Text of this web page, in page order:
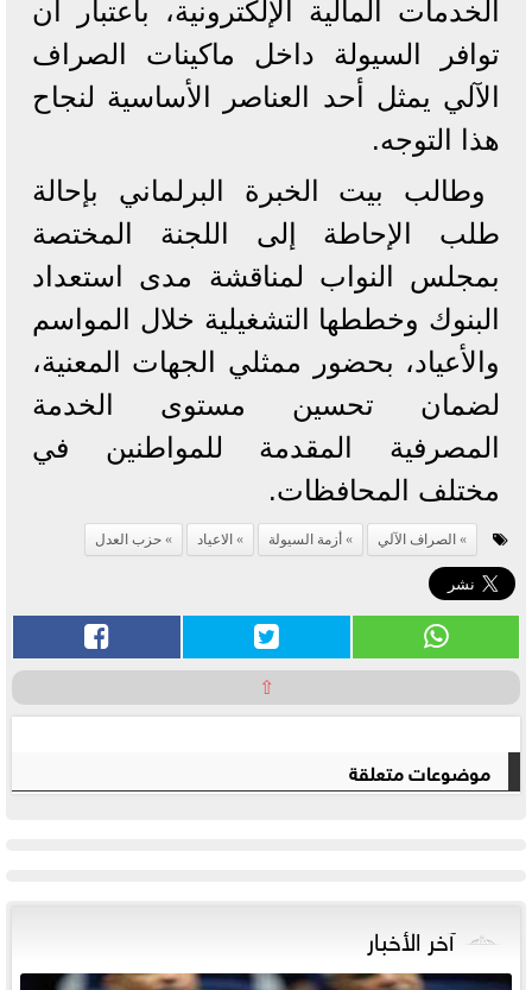
الخدمات المالية الإلكترونية، باعتبار أن
توافر السيولة داخل ماكينات الصراف
الآلي يمثل أحد العناصر الأساسية لنجاح
هذا التوجه.
وطالب بيت الخبرة البرلماني بإحالة
طلب الإحاطة إلى اللجنة المختصة
بمجلس النواب لمناقشة مدى استعداد
البنوك وخططها التشغيلية خلال المواسم
والأعياد، بحضور ممثلي الجهات المعنية،
لضمان تحسين مستوى الخدمة
المصرفية المقدمة للمواطنين في
مختلف المحافظات.
الصراف الآلي أزمة السيولة الاعياد حزب العدل
⇧
موضوعات متعلقة
آخر الأخبار